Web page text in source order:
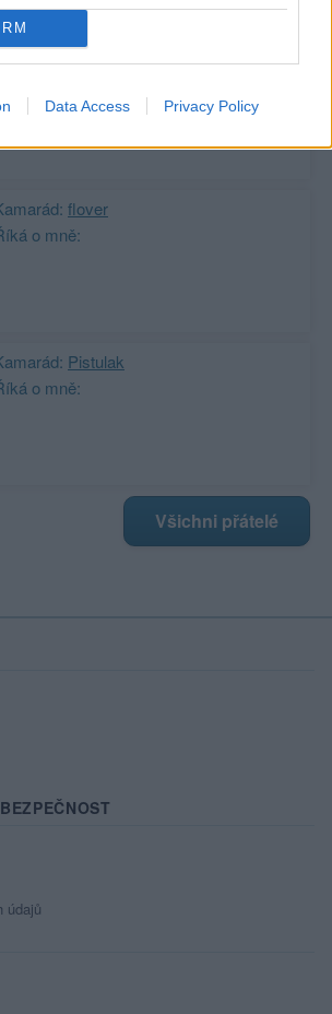
Data Access Privacy Policy
nejnovější přátelé
sara1234
flover
o mně:
Pistulak
o mně:
Všichni přátelé
údajů